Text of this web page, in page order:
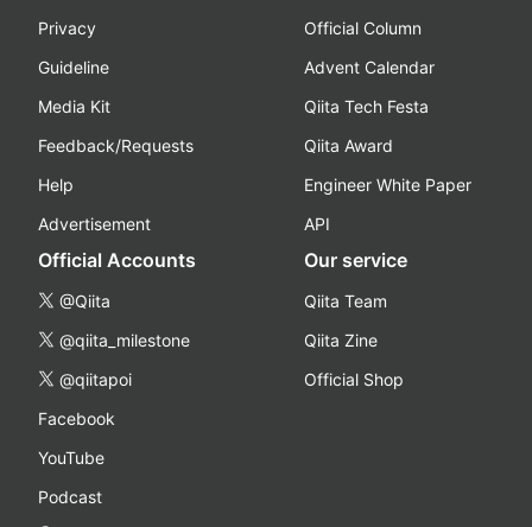
Privacy
Guideline
Media Kit
Feedback/Requests
Help
Advertisement
Official Column
Advent Calendar
Qiita Tech Festa
Qiita Award
Engineer White Paper
API
Official Accounts
@Qiita
@qiita_milestone
@qiitapoi
Facebook
YouTube
Podcast
Our service
Qiita Team
Qiita Zine
Official Shop